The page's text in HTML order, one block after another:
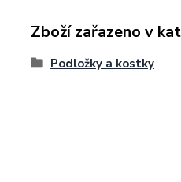
Zboží zařazeno v
Podložky a kostky